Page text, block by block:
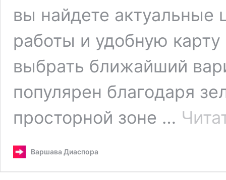
вы найдете
работы и удобную
выбрать ближайший
популярен благодаря
просторной зоне …
Варшава Диаспора